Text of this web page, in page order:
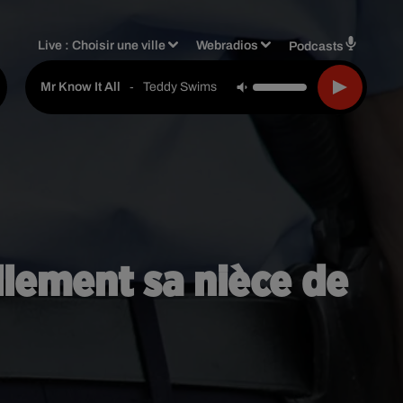
Live :Choisir une ville Webradios Podcasts
Mr Know It All - Teddy Swims
sa nièce de